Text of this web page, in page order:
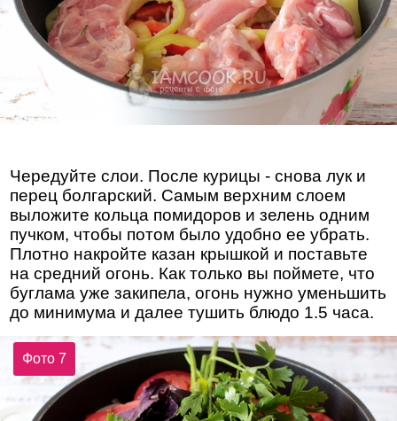
Чередуйте слои. После курицы - снова лук и
перец болгарский. Самым верхним слоем
выложите кольца помидоров и зелень одним
пучком, чтобы потом было удобно ее убрать.
Плотно накройте казан крышкой и поставьте
на средний огонь. Как только вы поймете, что
буглама уже закипела, огонь нужно уменьшить
до минимума и далее тушить блюдо 1.5 часа.
Фото 7